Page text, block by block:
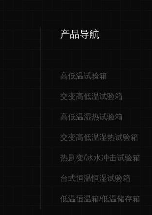
产品导航
高低温试验箱
交变高低温试验箱
高低温湿热试验箱
交变高低温湿热试验箱
热剧变/冰水冲击试验箱
台式恒温恒湿试验箱
低温恒温箱/低温储存箱